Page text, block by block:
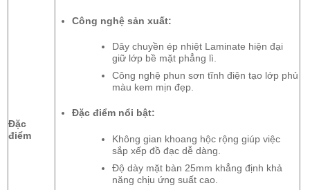
Đặc
điểm
Công nghệ sản xuất:
Dây chuyền ép nhiệt Laminate hiện đại
giữ lớp bề mặt phẳng lì.
Công nghệ phun sơn tĩnh điện tạo lớp phủ
màu kem mịn đẹp.
Đặc điểm nổi bật:
Không gian khoang hộc rộng giúp việc
sắp xếp đồ đạc dễ dàng.
Độ dày mặt bàn 25mm khẳng định khả
năng chịu ứng suất cao.